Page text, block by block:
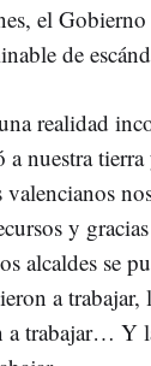
el Gobierno
de
realidad
nuestra tierra
y
alcaldes se
a trabajar,
a trabajar… Y